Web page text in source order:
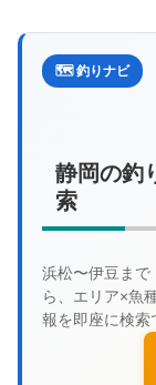
🗺️ 釣りナビ
静岡の釣
索